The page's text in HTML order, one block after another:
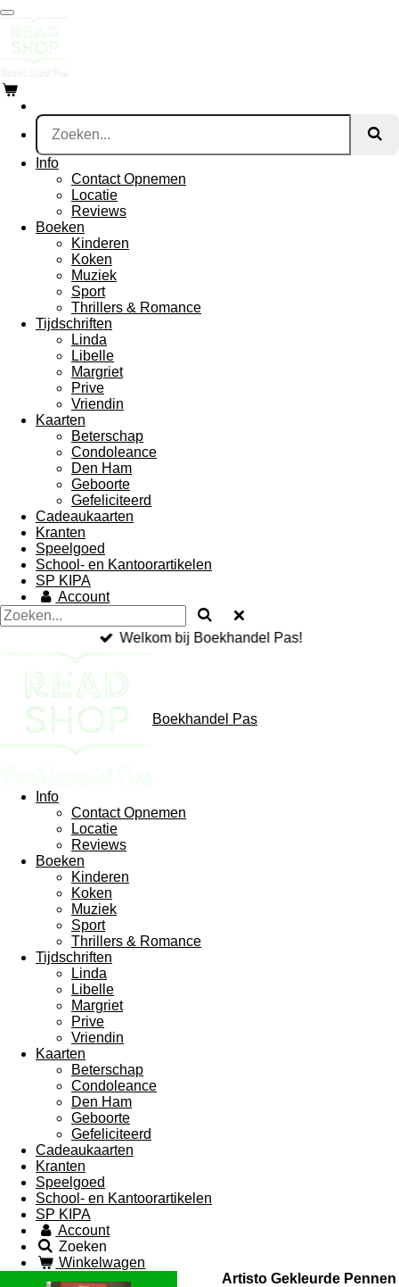
Ga
direct
naar
hoofdinhoud
Info
Contact Opnemen
Locatie
Reviews
Boeken
Kinderen
Koken
Muziek
Sport
Thrillers & Romance
Tijdschriften
Linda
Libelle
Margriet
Prive
Vriendin
Kaarten
Beterschap
Condoleance
Den Ham
Geboorte
Gefeliciteerd
Cadeaukaarten
Kranten
Speelgoed
School- en Kantoorartikelen
SP KIPA
Account
Welkom bij Boekhandel Pas!
Boekhandel Pas
Info
Contact Opnemen
Locatie
Reviews
Boeken
Kinderen
Koken
Muziek
Sport
Thrillers & Romance
Tijdschriften
Linda
Libelle
Margriet
Prive
Vriendin
Kaarten
Beterschap
Condoleance
Den Ham
Geboorte
Gefeliciteerd
Cadeaukaarten
Kranten
Speelgoed
School- en Kantoorartikelen
SP KIPA
Account
Zoeken
Winkelwagen
Artisto Gekleurde Pennen